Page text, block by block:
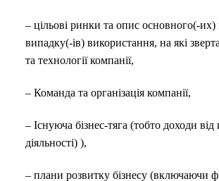
– цільові ринки та опис основного(-
випадку(-ів) використання, на які
та технології компанії,
– Команда та організація компанії,
– Існуюча бізнес-тяга (тобто доходи від
діяльності) ),
– плани розвитку бізнесу (включаючи